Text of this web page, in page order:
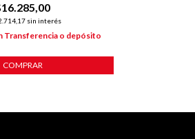
sin interés
Transferencia o depósito
COMPRAR